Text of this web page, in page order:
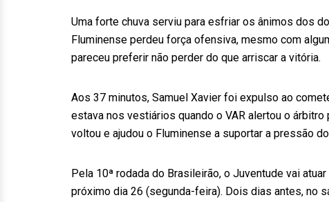
Uma forte chuva serviu para esfriar os ânimos dos
Fluminense perdeu força ofensiva, mesmo com
pareceu preferir não perder do que arriscar a vitória.
Aos 37 minutos, Samuel Xavier foi expulso ao
estava nos vestiários quando o VAR alertou o
voltou e ajudou o Fluminense a suportar a pressão
Pela 10ª rodada do Brasileirão, o Juventude vai
próximo dia 26 (segunda-feira). Dois dias antes, no